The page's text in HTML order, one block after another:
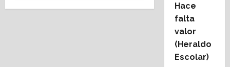
Hace
falta
valor
(Heraldo
Escolar)